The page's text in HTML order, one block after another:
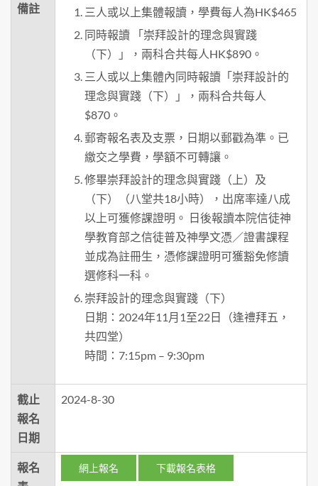
備註
三人或以上集體報讀，學費每人為HK$465
同時報讀 「崇拜設計的理念與實踐
（下）」，兩科合共每人HK$890。
三人或以上集體內同時報讀「崇拜設計的
理念與實踐（下）」，兩科合共每人
$870。
郵寄報名表及支票，日期以郵戳為準。已
繳交之學費，學額不可轉讓。
修畢崇拜設計的理念與實踐（上）及
（下）（八堂共18小時），出席率達八成
以上可獲修課證明。 日後報讀本院信徒神
學教育部之信徒普及神學文憑／證書課程
並成為註冊生，憑修課證明可獲豁免修讀
選修科一科。
崇拜設計的理念與實踐（下）
日期：2024年11月1至22日（逢禮拜五，
共四堂）
時間：7:15pm – 9:30pm
截止
報名
日期
2024-8-30
報名
網上報名 下載報名表格